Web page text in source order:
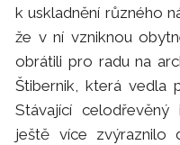
k uskladnění různého
že v ní vzniknou
obrátili pro radu na
Štibernik, která vedla
Stávající
ještě více zvýraznilo